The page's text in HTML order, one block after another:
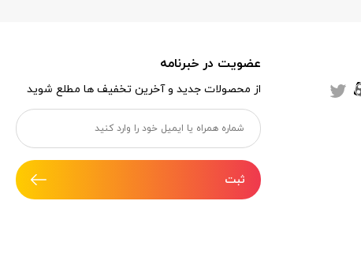
عضویت در خبرنامه
از محصولات جدید و آخرین تخفیف ها مطلع شوید
ثبت